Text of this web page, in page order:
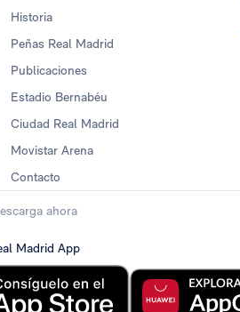
Historia
Peñas Real Madrid
Publicaciones
Estadio Bernabéu
Ciudad Real Madrid
Movistar Arena
Contacto
ahora
Madrid App